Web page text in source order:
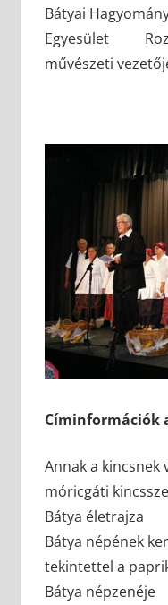
Bátyai
Egyesület
művészeti
Címinformációk
Annak a kincsnek
móricgáti
Bátya életrajza
Bátya népének
tekintettel a
Bátya népzenéje